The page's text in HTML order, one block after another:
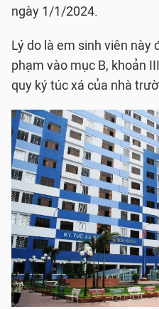
ngày 1/1/2024.
Lý do là em sinh viên này
phạm vào mục B, khoản
quy ký túc xá của nhà